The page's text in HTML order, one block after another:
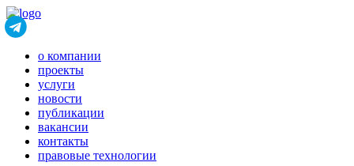
о компании
проекты
услуги
новости
публикации
вакансии
контакты
правовые технологии